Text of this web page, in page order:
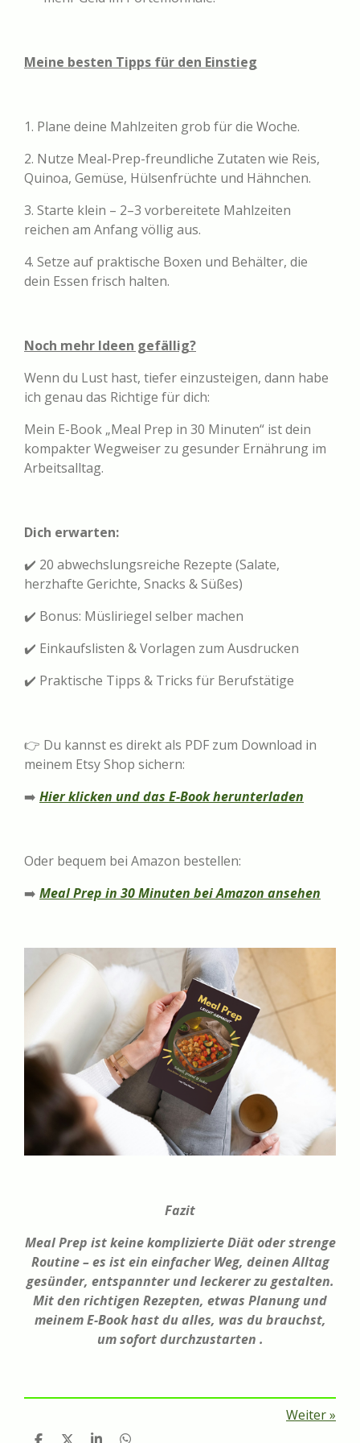
Meine besten Tipps für den Einstieg
1. Plane deine Mahlzeiten grob für die Woche.
2. Nutze Meal-Prep-freundliche Zutaten wie Reis,
Quinoa, Gemüse, Hülsenfrüchte und Hähnchen.
3. Starte klein – 2–3 vorbereitete Mahlzeiten
reichen am Anfang völlig aus.
4. Setze auf praktische Boxen und Behälter, die
dein Essen frisch halten.
Noch mehr Ideen gefällig?
Wenn du Lust hast, tiefer einzusteigen, dann habe
ich genau das Richtige für dich:
Mein E-Book „Meal Prep in 30 Minuten“ ist dein
kompakter Wegweiser zu gesunder Ernährung im
Arbeitsalltag.
Dich erwarten:
✔️ 20 abwechslungsreiche Rezepte (Salate,
herzhafte Gerichte, Snacks & Süßes)
✔️ Bonus: Müsliriegel selber machen
✔️ Einkaufslisten & Vorlagen zum Ausdrucken
✔️ Praktische Tipps & Tricks für Berufstätige
👉 Du kannst es direkt als PDF zum Download in
meinem Etsy Shop sichern:
➡️ Hier klicken und das E-Book herunterladen
Oder bequem bei Amazon bestellen:
➡️ Meal Prep in 30 Minuten bei Amazon ansehen
Fazit
Meal Prep ist keine komplizierte Diät oder strenge
Routine – es ist ein einfacher Weg, deinen Alltag
gesünder, entspannter und leckerer zu gestalten.
Mit den richtigen Rezepten, etwas Planung und
meinem E-Book hast du alles, was du brauchst,
um sofort durchzustarten .
Weiter»